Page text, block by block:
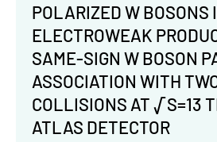
POLARIZED W BOSONS
ELECTROWEAK
SAME-SIGN W BOSON
ASSOCIATION WITH
COLLISIONS AT √S=13
ATLAS DETECTOR